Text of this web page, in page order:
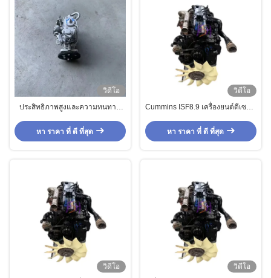
วิดีโอ
ประสิทธิภาพสูงและความทนทาน
หา ราคา ที่ ดี ที่สุด
วิดีโอ
Cummins ISF8.9 เครื่องยนต์ดีเซล 6
ขนส่งระยะไกล
หา ราคา ที่ ดี ที่สุด
วิดีโอ
วิดีโอ